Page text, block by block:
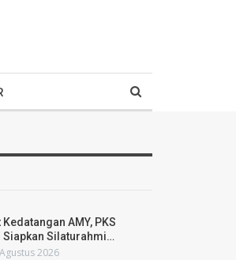
AMY, PKS
Siapkan Silaturahmi…
2026